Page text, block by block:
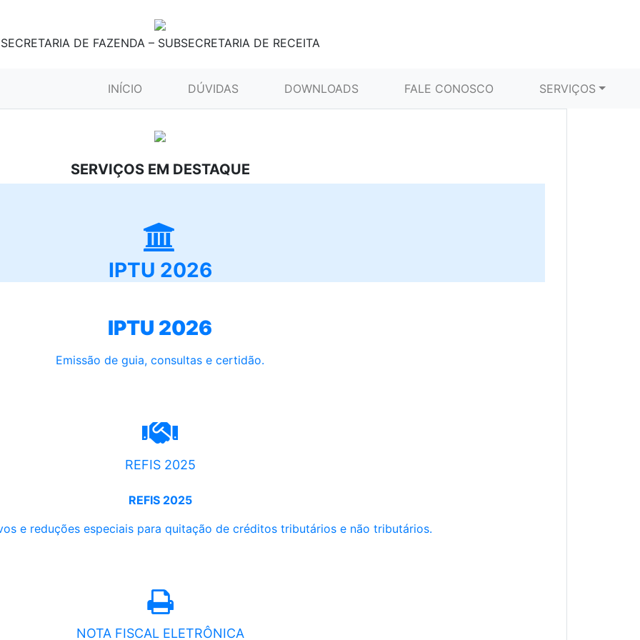
SECRETARIA DE FAZENDA – SUBSECRETARIA DE RECEITA
INÍCIO (CURRENT)DÚVIDAS DOWNLOADS FALE CONOSCO SERVIÇOS
SERVIÇOS EM DESTAQUE
IPTU 2026
IPTU 2026
Emissão de guia, consultas e certidão.
REFIS 2025
REFIS 2025
e reduções especiais para quitação de créditos tributários e não tributários.
NOTA FISCAL ELETRÔNICA